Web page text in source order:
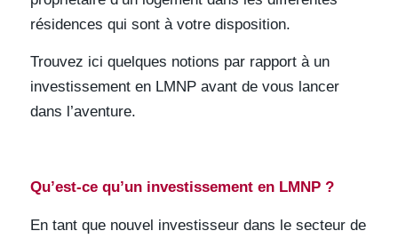
résidences qui sont à votre disposition.
Trouvez ici quelques notions par rapport à un
investissement en LMNP avant de vous lancer
dans l’aventure.
Qu’est-ce qu’un investissement en LMNP ?
En tant que nouvel investisseur dans le secteur de